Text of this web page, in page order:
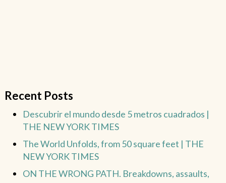
Recent Posts
Descubrir el mundo desde 5 metros cuadrados |
THE NEW YORK TIMES
The World Unfolds, from 50 square feet | THE
NEW YORK TIMES
ON THE WRONG PATH. Breakdowns, assaults,